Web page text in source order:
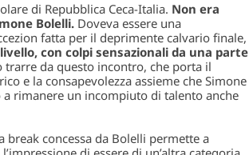
di Repubblica Ceca-Italia. Non era
Bolelli.Doveva essere una
fatta per il deprimente calvario finale,
con colpi sensazionali da una parte
da questo incontro, che porta il
e la consapevolezza assieme che Simone
rimanere un incompiuto di talento anche
concessa da Bolelli permette a